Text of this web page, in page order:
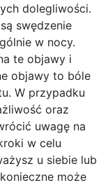
dolegliwości.
swędzenie
w nocy.
te objawy i
objawy to bóle
W przypadku
oraz
uwagę na
w celu
u siebie lub
może